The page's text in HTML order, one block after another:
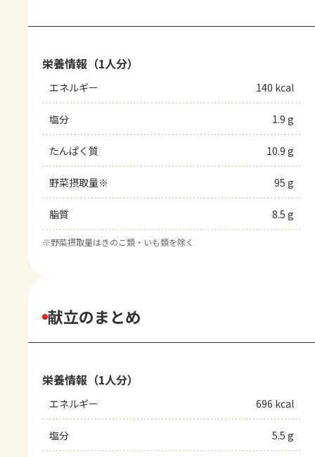
栄養情報（1人分）
エネルギー 140 kcal
塩分 1.9 g
たんぱく質 10.9 g
野菜摂取量※ 95 g
脂質 8.5 g
※野菜摂取量はきのこ類・いも類を除く
献立のまとめ
栄養情報（1人分）
エネルギー 696 kcal
塩分 5.5 g